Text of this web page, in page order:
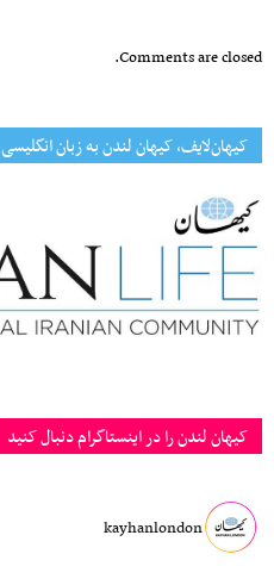
Comments are closed.
کیهان‌لایف، کیهان لندن به زبان انگلیسی
کیهان لندن را در اینستاگرام دنبال کنید
kayhanlondon